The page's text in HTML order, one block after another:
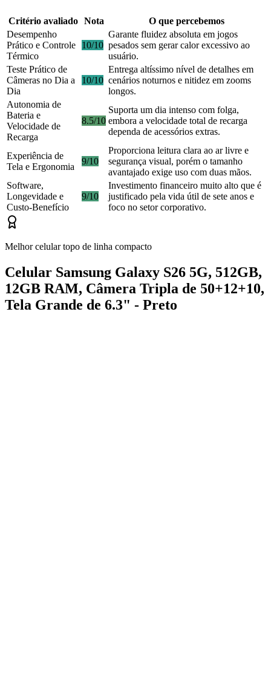
Critério avaliado Nota
O que percebemos
Desempenho
Prático e Controle
Térmico
10/10
Garante fluidez absoluta em jogos
pesados sem gerar calor excessivo ao
usuário.
Teste Prático de
Câmeras no Dia a
Dia
10/10
Entrega altíssimo nível de detalhes em
cenários noturnos e nitidez em zooms
longos.
Autonomia de
Bateria e
Velocidade de
Recarga
8.5/10
Suporta um dia intenso com folga,
embora a velocidade total de recarga
dependa de acessórios extras.
Experiência de
Tela e Ergonomia
9/10
Proporciona leitura clara ao ar livre e
segurança visual, porém o tamanho
avantajado exige uso com duas mãos.
Software,
Longevidade e
Custo-Benefício
9/10
Investimento financeiro muito alto que é
justificado pela vida útil de sete anos e
foco no setor corporativo.
Melhor celular topo de linha compacto
Celular Samsung Galaxy S26 5G, 512GB,
12GB RAM, Câmera Tripla de 50+12+10,
Tela Grande de 6.3" - Preto